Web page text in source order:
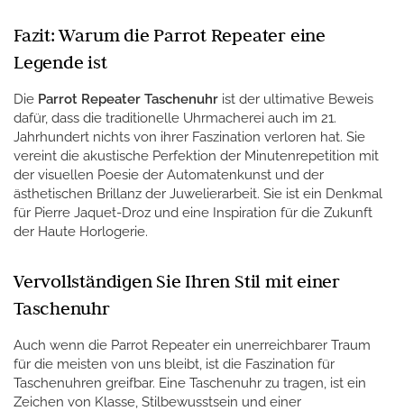
Fazit: Warum die Parrot Repeater eine
Legende ist
Die Parrot Repeater Taschenuhr ist der ultimative Beweis
dafür, dass die traditionelle Uhrmacherei auch im 21.
Jahrhundert nichts von ihrer Faszination verloren hat. Sie
vereint die akustische Perfektion der Minutenrepetition mit
der visuellen Poesie der Automatenkunst und der
ästhetischen Brillanz der Juwelierarbeit. Sie ist ein Denkmal
für Pierre Jaquet-Droz und eine Inspiration für die Zukunft
der Haute Horlogerie.
Vervollständigen Sie Ihren Stil mit einer
Taschenuhr
Auch wenn die Parrot Repeater ein unerreichbarer Traum
für die meisten von uns bleibt, ist die Faszination für
Taschenuhren greifbar. Eine Taschenuhr zu tragen, ist ein
Zeichen von Klasse, Stilbewusstsein und einer